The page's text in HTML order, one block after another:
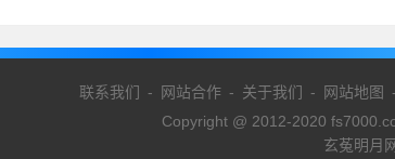
联系我们 - 网站合作- 关于我们 - 网站地图 -
Copyright @ 2012-2020
玄菟明月